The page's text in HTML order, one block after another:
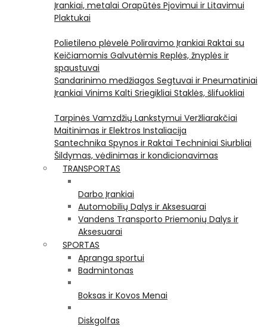
Įrankiai, metalai Orapūtės Pjovimui ir Litavimui
Plaktukai
Polietileno plėvelė Poliravimo Įrankiai Raktai su
Keičiamomis Galvutėmis Replės, žnyplės ir
spaustuvai
Sandarinimo medžiagos Segtuvai ir Pneumatiniai
Įrankiai Vinims Kalti Sriegikliai Staklės, šlifuokliai
Tarpinės Vamzdžių Lankstymui Veržliarakčiai
Maitinimas ir Elektros Instaliacija
Santechnika Spynos ir Raktai Techniniai Siurbliai
Šildymas, vėdinimas ir kondicionavimas
TRANSPORTAS
Darbo Įrankiai
Automobilių Dalys ir Aksesuarai
Vandens Transporto Priemonių Dalys ir
Aksesuarai
SPORTAS
Apranga sportui
Badmintonas
Boksas ir Kovos Menai
Diskgolfas